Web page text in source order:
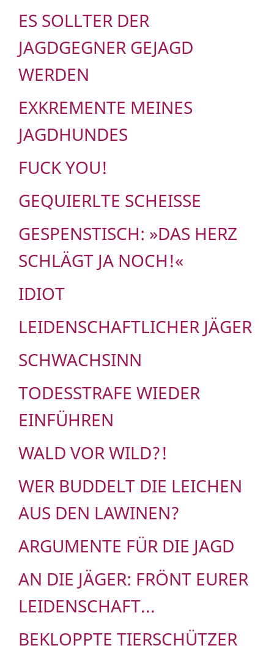
ES SOLLTER DER
JAGDGEGNER GEJAGD
WERDEN
EXKREMENTE MEINES
JAGDHUNDES
FUCK YOU!
GEQUIERLTE SCHEISSE
GESPENSTISCH: »DAS HERZ
SCHLÄGT JA NOCH!«
IDIOT
LEIDENSCHAFTLICHER JÄGER
SCHWACHSINN
TODESSTRAFE WIEDER
EINFÜHREN
WALD VOR WILD?!
WER BUDDELT DIE LEICHEN
AUS DEN LAWINEN?
ARGUMENTE FÜR DIE JAGD
AN DIE JÄGER: FRÖNT EURER
LEIDENSCHAFT...
BEKLOPPTE TIERSCHÜTZER